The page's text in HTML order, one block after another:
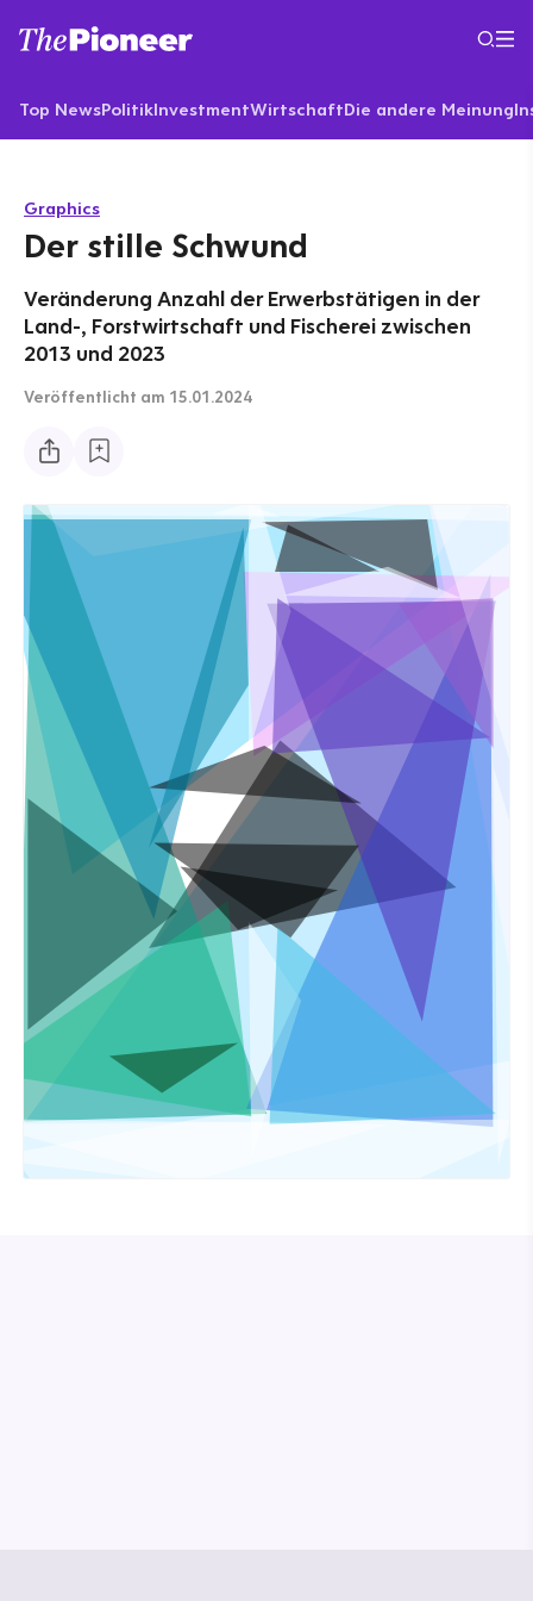
Top NewsPolitikInvestmentWirtschaftDie andere Meinung
Graphics
Der stille Schwund
Veränderung Anzahl der Erwerbstätigen in der
Land-, Forstwirtschaft und Fischerei zwischen
2013 und 2023
Veröffentlicht am 15.01.2024